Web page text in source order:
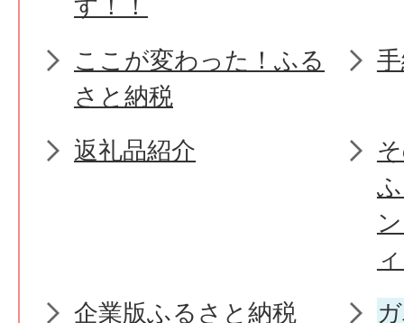
ここが変わった！ふる
さと納税
返礼品紹介
企業版ふるさと納税